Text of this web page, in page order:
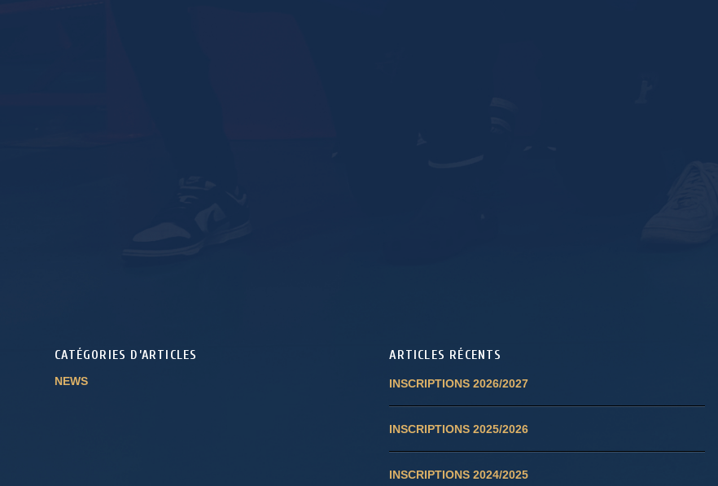
CATÉGORIES D’ARTICLES
NEWS
ARTICLES RÉCENTS
INSCRIPTIONS 2026/2027
INSCRIPTIONS 2025/2026
INSCRIPTIONS 2024/2025